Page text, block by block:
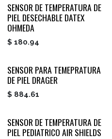
SENSOR DE TEMPERATURA DE
PIEL DESECHABLE DATEX
OHMEDA
$ 180.94
SENSOR PARA TEMEPRATURA
DE PIEL DRAGER
$ 884.61
SENSOR DE TEMPERATURA DE
PIEL PEDIATRICO AIR SHIELDS